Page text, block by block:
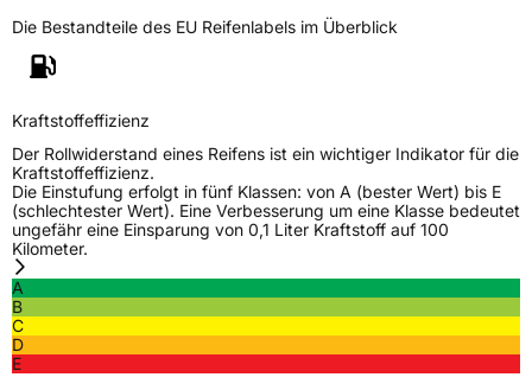
3PMSF / Schneeflockensymbol / Alpine-SymbolNein
EPREL ID606799
Allgemeine Produktsicherheit (GPSR)
HerstellerkontaktTRACMAX, No. 702 Shanhe Rd. Chengyang
District Qingdao, www.yongsheng-
Die Bestandteile des EU Reifenlabels im Überblick
Kraftstoffeffizienz
Der Rollwiderstand eines Reifens ist ein wichtiger Indikator für die
Kraftstoffeffizienz.
Die Einstufung erfolgt in fünf Klassen: von A (bester Wert) bis E
(schlechtester Wert). Eine Verbesserung um eine Klasse bedeutet
ungefähr eine Einsparung von 0,1 Liter Kraftstoff auf 100
Kilometer.
A
B
C
D
E